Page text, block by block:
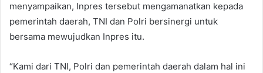
menyampaikan, Inpres tersebut mengamanatkan kepada
pemerintah daerah, TNI dan Polri bersinergi untuk
bersama mewujudkan Inpres itu.
“Kami dari TNI, Polri dan pemerintah daerah dalam hal ini